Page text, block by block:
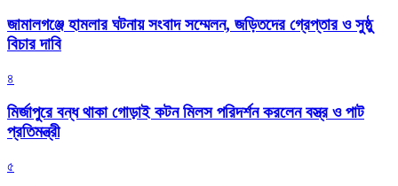
জামালগঞ্জে হামলার ঘটনায় সংবাদ সম্মেলন, জড়িতদের গ্রেপ্তার ও সুষ্ঠু
বিচার দাবি
৪
মির্জাপুরে বন্ধ থাকা গোড়াই কটন মিলস পরিদর্শন করলেন বস্ত্র ও পাট
প্রতিমন্ত্রী
৫